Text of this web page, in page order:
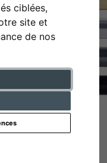
ciblées,
site et
de nos